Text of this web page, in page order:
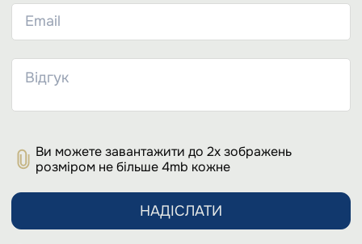
Ви можете завантажити до 2х зображень
розміром не більше 4mb кожне
НАДІСЛАТИ